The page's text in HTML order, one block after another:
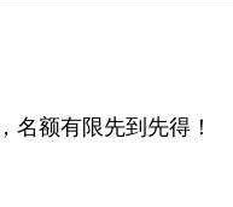
名额有限先到先得！